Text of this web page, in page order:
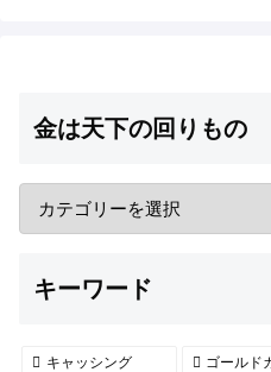
金は天下の回りもの
キーワード
キャッシング ゴールド